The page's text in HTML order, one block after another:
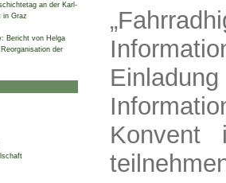
an der Karl-
in Graz
Bericht von Helga
der